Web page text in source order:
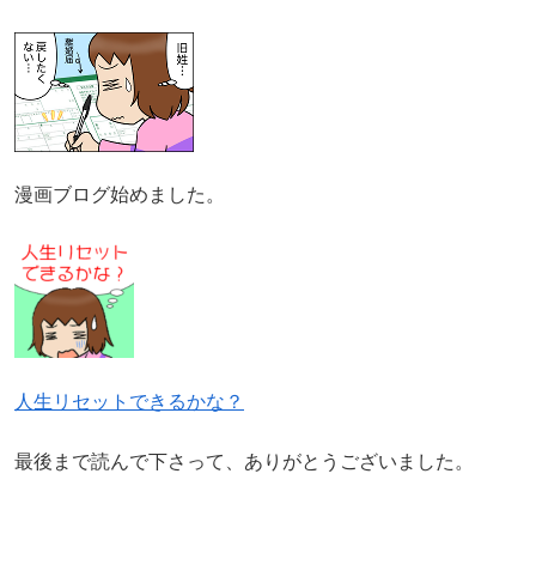
漫画ブログ始めました。
人生リセットできるかな？
最後まで読んで下さって、ありがとうございました。